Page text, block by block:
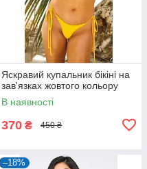
Яскравий купальник бікіні на
зав'язках жовтого кольору
В наявності
370 ₴ 450 ₴
–18%